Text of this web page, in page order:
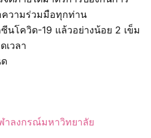
ความร่วมมือทุกท่าน
นโควิด-19 แล้วอย่างน้อย 2 เข็ม
เวลา
าลงกรณ์มหาวิทยาลัย